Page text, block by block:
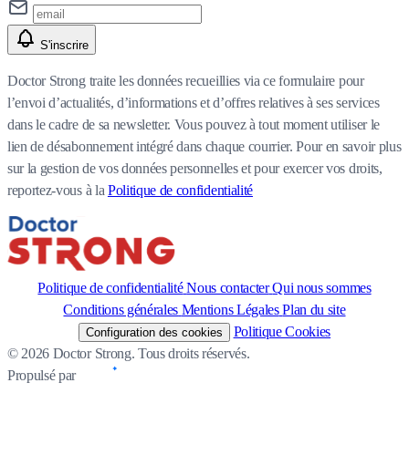
S'inscrire
Doctor Strong traite les données recueillies via ce formulaire pour
l’envoi d’actualités, d’informations et d’offres relatives à ses services
dans le cadre de sa newsletter. Vous pouvez à tout moment utiliser le
lien de désabonnement intégré dans chaque courrier. Pour en savoir plus
sur la gestion de vos données personnelles et pour exercer vos droits,
reportez-vous à la Politique de confidentialité
Politique de confidentialité Nous contacter Qui nous sommes
Conditions générales Mentions Légales Plan du site
Configuration des cookies
Politique Cookies
© 2026 Doctor Strong. Tous droits réservés.
Propulsé par